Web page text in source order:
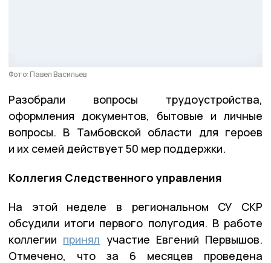
Фото: Павел Васильев
Разобрали вопросы трудоустройства,
оформления документов, бытовые и личные
вопросы. В Тамбовской области для героев
и их семей действует 50 мер поддержки.
Коллегия Следственного управления
На этой неделе в региональном СУ СКР
обсудили итоги первого полугодия. В работе
коллегии принял участие Евгений Первышов.
Отмечено, что за 6 месяцев проведена